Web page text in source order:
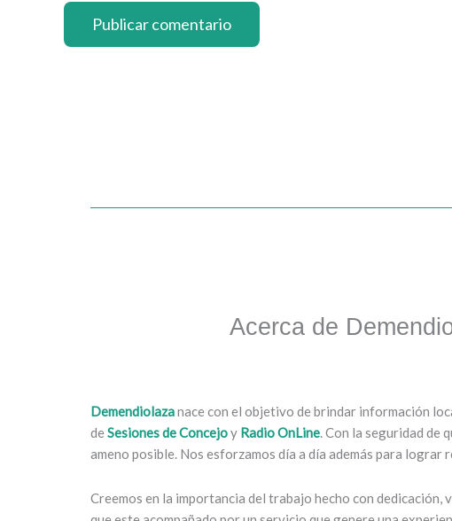
Acerca de
Demendiolazanace con el objetivo de brindar información
de Sesiones de Concejoy Radio OnLine. Con la seguridad de
ameno posible. Nos esforzamos día a día además para
Creemos en la importancia del trabajo hecho con